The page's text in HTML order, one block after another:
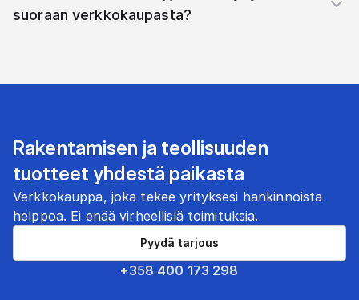
suoraan verkkokaupasta?
Rakentamisen ja teollisuuden
tuotteet yhdestä paikasta
Verkkokauppa, joka tekee yrityksesi hankinnoista
helppoa. Ei enää virheellisiä toimituksia.
+358 400 173 298
Pyydä tarjous